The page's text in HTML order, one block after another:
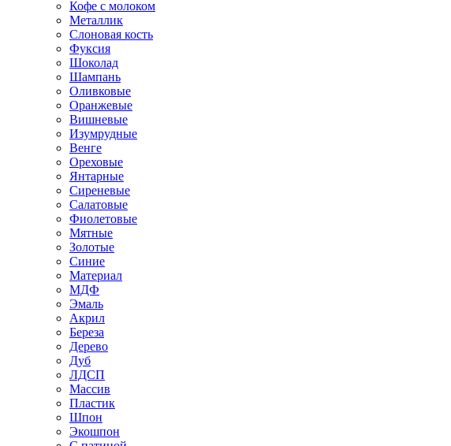
Кофе с молоком
Металлик
Слоновая кость
Фуксия
Шоколад
Шампань
Оливковые
Оранжевые
Вишневые
Изумрудные
Венге
Ореховые
Янтарные
Сиреневые
Салатовые
Фиолетовые
Мятные
Золотые
Синие
Материал
МДФ
Эмаль
Акрил
Береза
Дерево
Дуб
ЛДСП
Массив
Пластик
Шпон
Экошпон